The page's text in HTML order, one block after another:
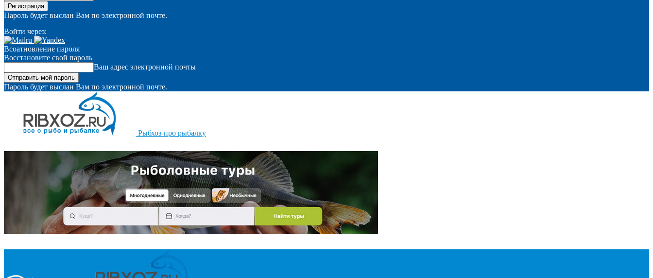
Пароль будет выслан Вам по электронной почте.
Войти через:
Всоатновление пароля
Восстановите свой пароль
Ваш адрес электронной почты
Пароль будет выслан Вам по электронной почте.
Рыбхоз-про рыбалку